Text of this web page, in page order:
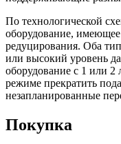
По технологической
оборудование,
редуцирования. Оба
или высокий уровень
оборудование с 1 или 2
режиме прекратить
незапланированные
Покупка